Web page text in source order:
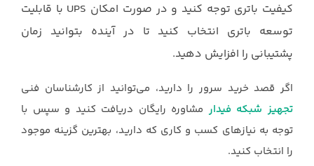
کیفیت باتری توجه کنید و در صورت امکان UPS با قابلیت
توسعه باتری انتخاب کنید تا در آینده بتوانید زمان
پشتیبانی را افزایش دهید.
اگر قصد خرید سرور را دارید، می‌توانید از کارشناسان فنی
تجهیز شبکه فیدار مشاوره رایگان دریافت کنید و سپس با
توجه به نیازهای کسب و کاری که دارید، بهترین گزینه موجود
را انتخاب کنید.